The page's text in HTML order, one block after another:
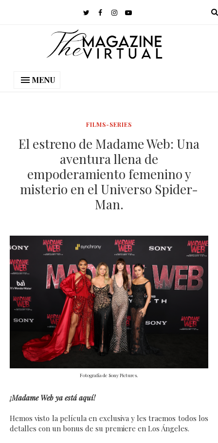
MENU
FILMS-SERIES
El estreno de Madame Web: Una
aventura llena de
empoderamiento femenino y
misterio en el Universo Spider-
Man.
Fotografía de Sony Pictures.
¡Madame Web ya está aquí!
Hemos visto la película en exclusiva y les traemos todos los
detalles con un bonus de su premiere en Los Ángeles.